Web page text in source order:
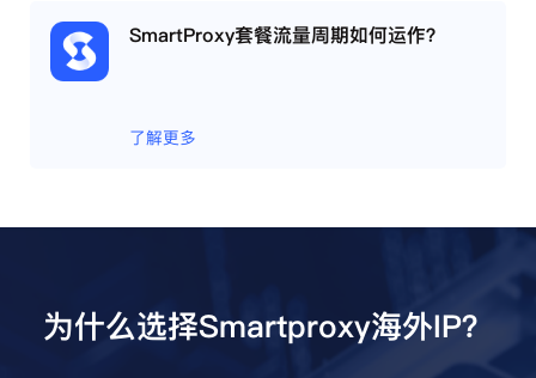
SmartProxy套餐流量周期如何运作？
了解更多
为什么选择Smartproxy海外IP？